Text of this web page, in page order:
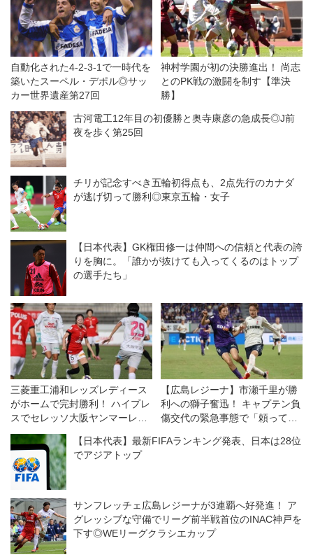
自動化された4-2-3-1で一時代を
築いたスーペル・デポル◎サッ
カー世界遺産第27回
神村学園が初の決勝進出！ 尚志
とのPK戦の激闘を制す【準決
勝】
古河電工12年目の初優勝と奥寺康彦の急成長◎J前
夜を歩く第25回
チリが記念すべき五輪初得点も、2点先行のカナダ
が逃げ切って勝利◎東京五輪・女子
【日本代表】GK権田修一は仲間への信頼と代表の誇
りを胸に。「誰かが抜けても入ってくるのはトップ
の選手たち」
三菱重工浦和レッズレディース
がホームで完封勝利！ ハイプレ
スでセレッソ大阪ヤンマーレデ
ィースを攻守に圧倒◎WEリー
グ第11節
【広島レジーナ】市瀬千里が勝
利への獅子奮迅！ キャプテン負
傷交代の緊急事態で「頼ってき
【日本代表】最新FIFAランキング発表、日本は28位
でアジアトップ
サンフレッチェ広島レジーナが3連覇へ好発進！ ア
グレッシブな守備でリーグ前半戦首位のINAC神戸を
下す◎WEリーグクラシエカップ